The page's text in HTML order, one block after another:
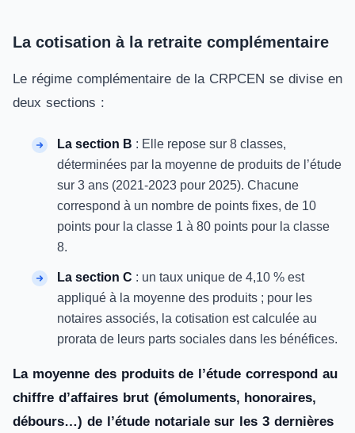
La cotisation à la retraite complémentaire
Le régime complémentaire de la CRPCEN se divise en
deux sections :
La section B : Elle repose sur 8 classes,
déterminées par la moyenne de produits de l’étude
sur 3 ans (2021-2023 pour 2025). Chacune
correspond à un nombre de points fixes, de 10
points pour la classe 1 à 80 points pour la classe
8.
La section C : un taux unique de 4,10 % est
appliqué à la moyenne des produits ; pour les
notaires associés, la cotisation est calculée au
prorata de leurs parts sociales dans les bénéfices.
La moyenne des produits de l’étude correspond au
chiffre d’affaires brut (émoluments, honoraires,
débours…) de l’étude notariale sur les 3 dernières